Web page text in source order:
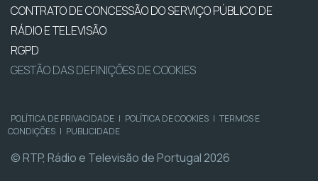
CONTRATO DE CONCESSÃO DO SERVIÇO PÚBLICO DE
RÁDIO E TELEVISÃO
RGPD
GESTÃO DAS DEFINIÇÕES DE COOKIES
POLÍTICA DE PRIVACIDADE | POLÍTICA DE COOKIES | TERMOS E
CONDIÇÕES | PUBLICIDADE
© RTP, Rádio e Televisão de Portugal 2026